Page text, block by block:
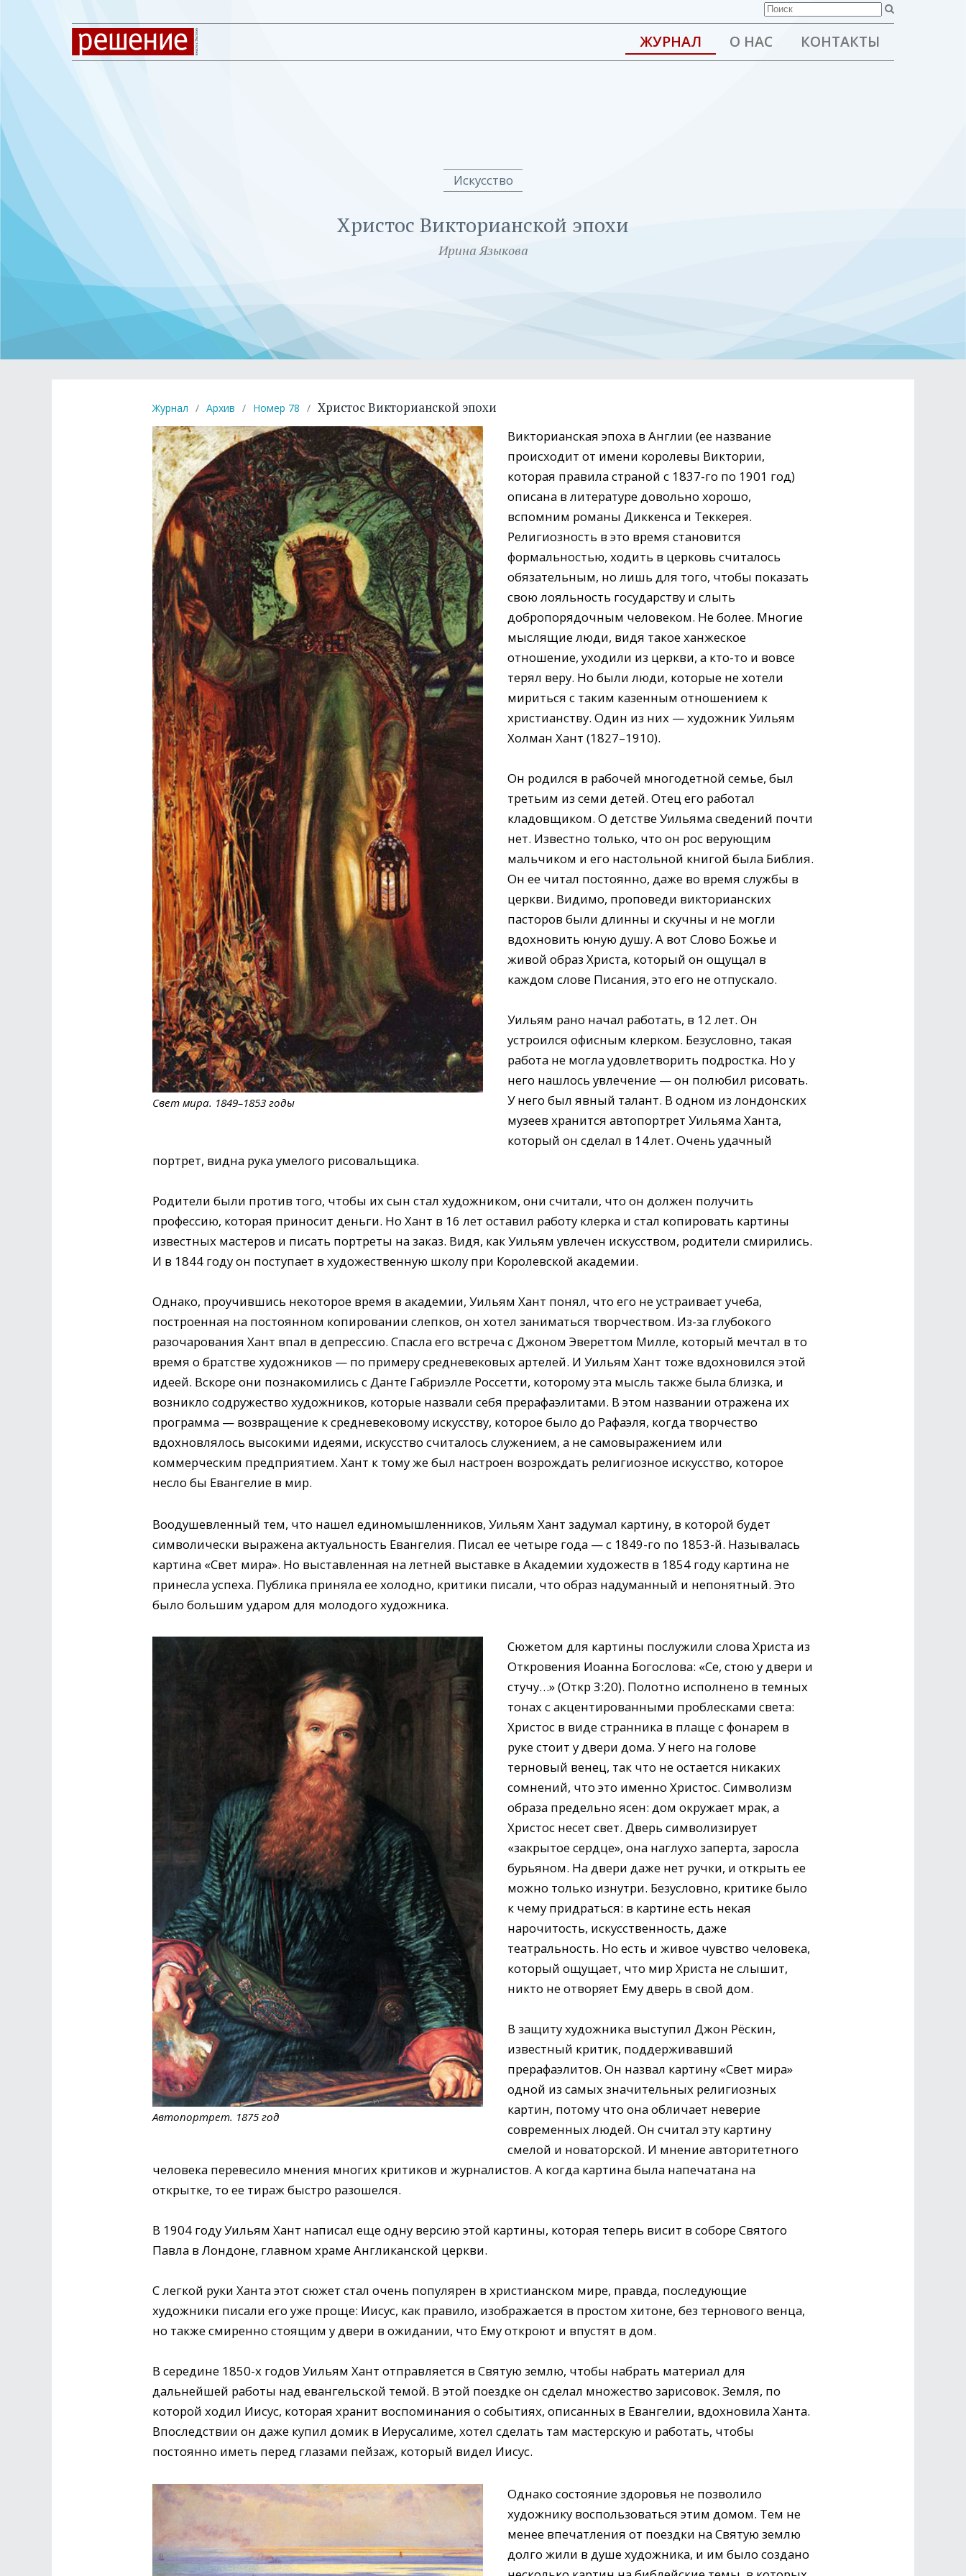
ЖУРНАЛ О НАС КОНТАКТЫ
Искусство
Христос Викторианской эпохи
Ирина Языкова
Журнал / Архив / Номер 78 / Христос Викторианской эпохи
Свет мира. 1849–1853 годы
Викторианская эпоха в Англии (ее название
происходит от имени королевы Виктории,
которая правила страной с 1837-го по 1901 год)
описана в литературе довольно хорошо,
вспомним романы Диккенса и Теккерея.
Религиозность в это время становится
формальностью, ходить в церковь считалось
обязательным, но лишь для того, чтобы показать
свою лояльность государству и слыть
добропорядочным человеком. Не более. Многие
мыслящие люди, видя такое ханжеское
отношение, уходили из церкви, а кто-то и вовсе
терял веру. Но были люди, которые не хотели
мириться с таким казенным отношением к
христианству. Один из них — художник Уильям
Холман Хант (1827–1910).
Он родился в рабочей многодетной семье, был
третьим из семи детей. Отец его работал
кладовщиком. О детстве Уильяма сведений почти
нет. Известно только, что он рос верующим
мальчиком и его настольной книгой была Библия.
Он ее читал постоянно, даже во время службы в
церкви. Видимо, проповеди викторианских
пасторов были длинны и скучны и не могли
вдохновить юную душу. А вот Слово Божье и
живой образ Христа, который он ощущал в
каждом слове Писания, это его не отпускало.
Уильям рано начал работать, в 12 лет. Он
устроился офисным клерком. Безусловно, такая
работа не могла удовлетворить подростка. Но у
него нашлось увлечение — он полюбил рисовать.
У него был явный талант. В одном из лондонских
музеев хранится автопортрет Уильяма Ханта,
который он сделал в 14 лет. Очень удачный
портрет, видна рука умелого рисовальщика.
Родители были против того, чтобы их сын стал художником, они считали, что он должен получить
профессию, которая приносит деньги. Но Хант в 16 лет оставил работу клерка и стал копировать картины
известных мастеров и писать портреты на заказ. Видя, как Уильям увлечен искусством, родители смирились.
И в 1844 году он поступает в художественную школу при Королевской академии.
Однако, проучившись некоторое время в академии, Уильям Хант понял, что его не устраивает учеба,
построенная на постоянном копировании слепков, он хотел заниматься творчеством. Из-за глубокого
разочарования Хант впал в депрессию. Спасла его встреча с Джоном Эвереттом Милле, который мечтал в то
время о братстве художников — по примеру средневековых артелей. И Уильям Хант тоже вдохновился этой
идеей. Вскоре они познакомились с Данте Габриэлле Россетти, которому эта мысль также была близка, и
возникло содружество художников, которые назвали себя прерафаэлитами. В этом названии отражена их
программа — возвращение к средневековому искусству, которое было до Рафаэля, когда творчество
вдохновлялось высокими идеями, искусство считалось служением, а не самовыражением или
коммерческим предприятием. Хант к тому же был настроен возрождать религиозное искусство, которое
несло бы Евангелие в мир.
Воодушевленный тем, что нашел единомышленников, Уильям Хант задумал картину, в которой будет
символически выражена актуальность Евангелия. Писал ее четыре года — с 1849-го по 1853-й. Называлась
картина «Свет мира». Но выставленная на летней выставке в Академии художеств в 1854 году картина не
принесла успеха. Публика приняла ее холодно, критики писали, что образ надуманный и непонятный. Это
было большим ударом для молодого художника.
Автопортрет. 1875 год
Сюжетом для картины послужили слова Христа из
Откровения Иоанна Богослова: «Се, стою у двери и
стучу…» (Откр 3:20). Полотно исполнено в темных
тонах с акцентированными проблесками света:
Христос в виде странника в плаще с фонарем в
руке стоит у двери дома. У него на голове
терновый венец, так что не остается никаких
сомнений, что это именно Христос. Символизм
образа предельно ясен: дом окружает мрак, а
Христос несет свет. Дверь символизирует
«закрытое сердце», она наглухо заперта, заросла
бурьяном. На двери даже нет ручки, и открыть ее
можно только изнутри. Безусловно, критике было
к чему придраться: в картине есть некая
нарочитость, искусственность, даже
театральность. Но есть и живое чувство человека,
который ощущает, что мир Христа не слышит,
никто не отворяет Ему дверь в свой дом.
В защиту художника выступил Джон Рёскин,
известный критик, поддерживавший
прерафаэлитов. Он назвал картину «Свет мира»
одной из самых значительных религиозных
картин, потому что она обличает неверие
современных людей. Он считал эту картину
смелой и новаторской. И мнение авторитетного
человека перевесило мнения многих критиков и журналистов. А когда картина была напечатана на
открытке, то ее тираж быстро разошелся.
В 1904 году Уильям Хант написал еще одну версию этой картины, которая теперь висит в соборе Святого
Павла в Лондоне, главном храме Англиканской церкви.
С легкой руки Ханта этот сюжет стал очень популярен в христианском мире, правда, последующие
художники писали его уже проще: Иисус, как правило, изображается в простом хитоне, без тернового венца,
но также смиренно стоящим у двери в ожидании, что Ему откроют и впустят в дом.
В середине 1850-х годов Уильям Хант отправляется в Святую землю, чтобы набрать материал для
дальнейшей работы над евангельской темой. В этой поездке он сделал множество зарисовок. Земля, по
которой ходил Иисус, которая хранит воспоминания о событиях, описанных в Евангелии, вдохновила Ханта.
Впоследствии он даже купил домик в Иерусалиме, хотел сделать там мастерскую и работать, чтобы
постоянно иметь перед глазами пейзаж, который видел Иисус.
Однако состояние здоровья не позволило
художнику воспользоваться этим домом. Тем не
менее впечатления от поездки на Святую землю
долго жили в душе художника, и им было создано